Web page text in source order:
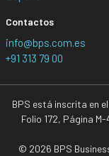
Contactos
info@bps.com.es
+91 313 79 00
BPS está inscrita en
Folio 172, Página
© 2026 BPS